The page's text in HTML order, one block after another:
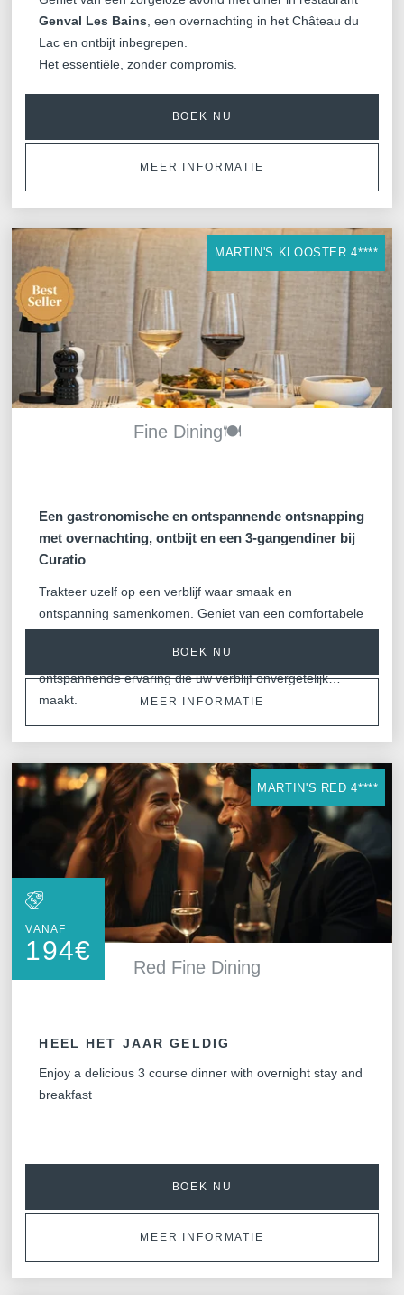
Genval Les Bains, een overnachting in het Château du
Lac en ontbijt inbegrepen.
Het essentiële, zonder compromis.
BOEK NU
MEER INFORMATIE
Fine Dining🍽️
MARTIN'S KLOOSTER 4****
Een gastronomische en ontspannende ontsnapping
met overnachting, ontbijt en een 3-gangendiner bij
Curatio
Trakteer uzelf op een verblijf waar smaak en
ontspanning samenkomen. Geniet van een comfortabele
overnachting, een heerlijk ontbijt en een verfijnd 3-
gangendiner bij Curatio. Een gastronomische en
ontspannende ervaring die uw verblijf onvergetelijk
maakt.
BOEK NU
MEER INFORMATIE
Red Fine Dining
VANAF
194€
MARTIN'S RED 4****
HEEL HET JAAR GELDIG
Enjoy a delicious 3 course dinner with overnight stay and
breakfast
BOEK NU
MEER INFORMATIE
Evenementen
Hockey World Cup
Lang verblijf
Galerij
Blog
Français English
Nederlands
Deutsch
Naam :
Voornaam
E-mail :
Telefoon
Bericht
aanbiedingen?
Nee, ik wil geen e-mails
aanbiedingen en promoties